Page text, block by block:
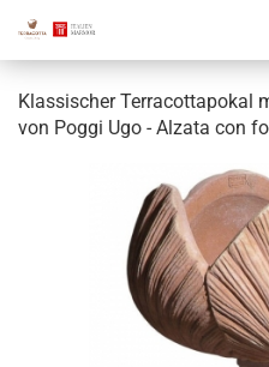
Klassischer Terracottapokal
von Poggi Ugo - Alzata con